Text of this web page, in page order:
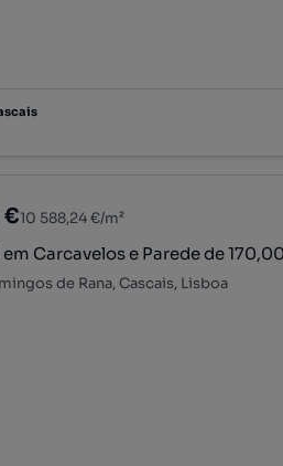
€10 588,24 €/m²
em Carcavelos e Parede de
de Rana, Cascais, Lisboa
quadrado